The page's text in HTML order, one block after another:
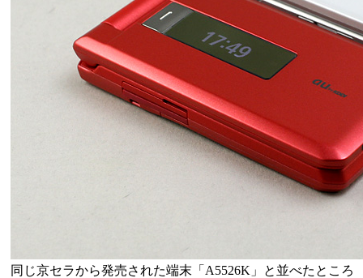
同じ京セラから発売された端末「A5526K」と並べたところ